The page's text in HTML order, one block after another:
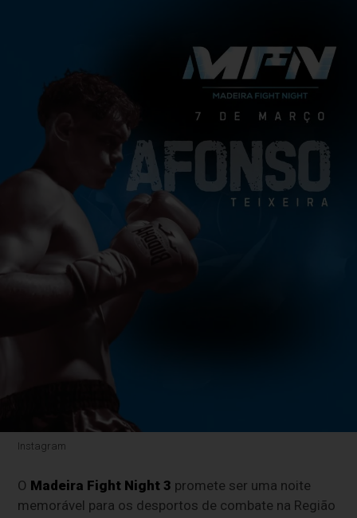
Instagram
O Madeira Fight Night 3 promete ser uma noite
memorável para os desportos de combate na Região